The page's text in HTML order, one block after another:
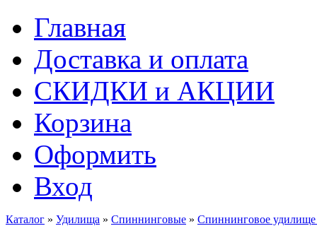
Главная
Доставка и оплата
СКИДКИ и АКЦИИ
Корзина
Оформить
Вход
Каталог » Удилища » Спиннинговые » Спиннинговое удилище